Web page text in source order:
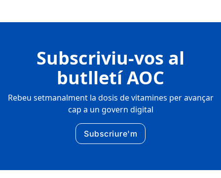
Subscriviu-vos al
butlletí AOC
Rebeu setmanalment la dosis de vitamines per avançar
cap a un govern digital
Subscriure'm